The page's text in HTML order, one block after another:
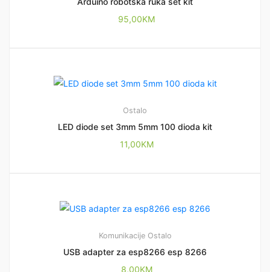
95,00KM
Ostalo
LED diode set 3mm 5mm 100 dioda kit
11,00KM
Komunikacije Ostalo
USB adapter za esp8266 esp 8266
8,00KM